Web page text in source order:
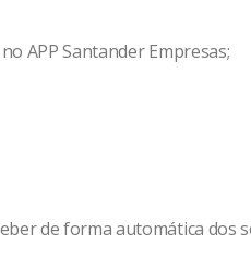
APP Santander Empresas;
de forma automática dos